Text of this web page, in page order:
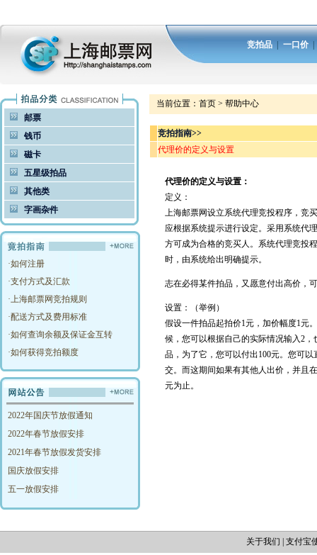
竞拍品 一口价
邮票
钱币
磁卡
五星级拍品
其他类
字画杂件
·如何注册
·支付方式及汇款
·上海邮票网竞拍规则
·配送方式及费用标准
·如何查询余额及保证金互转
·如何获得竞拍额度
2022年国庆节放假通知
2022年春节放假安排
2021年春节放假发货安排
国庆放假安排
五一放假安排
当前位置： 首页> 帮助中心
竞拍指南>>
代理价的定义与设置
代理价的定义与设置：
定义：
上海邮票网设立系统代理竞投程序，竞
应根据系统提示进行设定。采用系统代
方可成为合格的竞买人。系统代理竞投
时，由系统给出明确提示。
志在必得某件拍品，又愿意付出高价，
设置：（举例）
假设一件拍品起拍价1元，加价幅度1元
候，您可以根据自己的实际情况输入2
品，为了它，您可以付出100元。您可
交。而这期间如果有其他人出价，并且
元为止。
关于我们 支付宝